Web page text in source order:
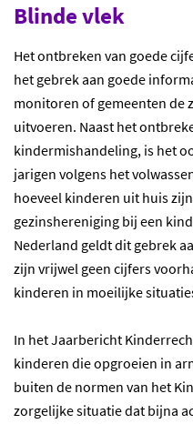
Blinde vlek
Het ontbreken van goede
het gebrek aan goede
monitoren of gemeenten de
uitvoeren. Naast het
kindermishandeling, is het
jarigen volgens het
hoeveel kinderen uit huis
gezinshereniging bij een
Nederland geldt dit gebrek
zijn vrijwel geen cijfers
kinderen in moeilijke
In het Jaarbericht
kinderen die opgroeien in
buiten de normen van het
zorgelijke situatie dat bijna